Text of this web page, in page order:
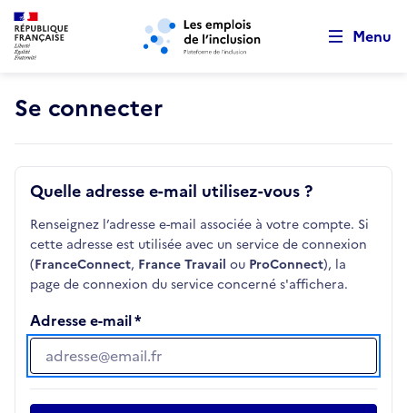
Aller au menu principal Aller au contenu principal
Menu
Se connecter
Quelle adresse e-mail utilisez-vous ?
Renseignez l’adresse e-mail associée à votre compte. Si
cette adresse est utilisée avec un service de connexion
(FranceConnect, France Travail ou ProConnect), la
page de connexion du service concerné s'affichera.
Adresse e-mail
Adresse e-mail
Retour au début de la page
Panneau de gestion des cookies